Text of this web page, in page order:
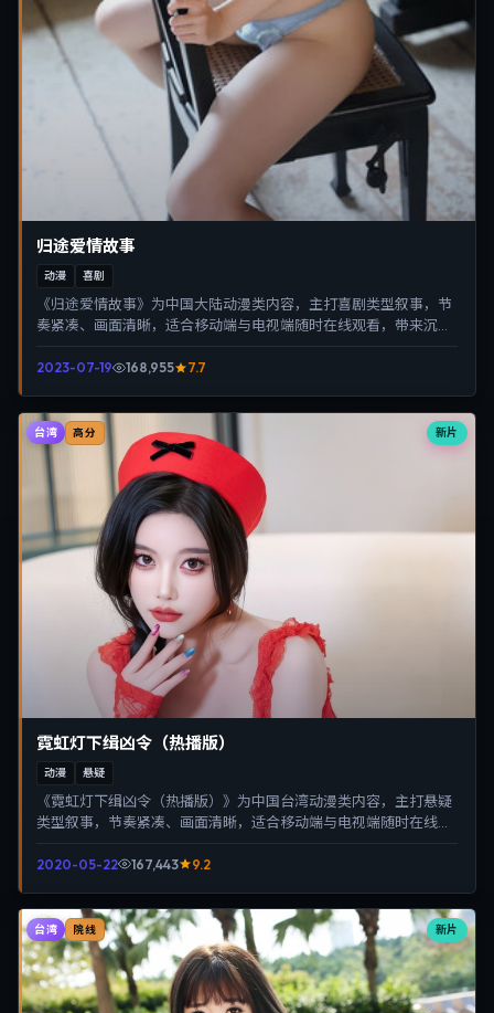
归途爱情故事
动漫 喜剧
《归途爱情故事》为中国大陆动漫类内容，主打喜剧类型叙事，节
奏紧凑、画面清晰，适合移动端与电视端随时在线观看，带来沉浸
2023-07-19 168,955 7.7
新片
台湾 高分
霓虹灯下缉凶令（热播版）
动漫 悬疑
《霓虹灯下缉凶令（热播版）》为中国台湾动漫类内容，主打悬疑
类型叙事，节奏紧凑、画面清晰，适合移动端与电视端随时在线观
2020-05-22 167,443 9.2
新片
台湾 院线